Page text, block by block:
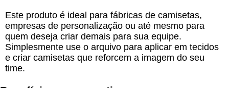
Este produto é ideal para fábricas de camisetas,
empresas de personalização ou até mesmo para
quem deseja criar demais para sua equipe.
Simplesmente use o arquivo para aplicar em tecidos
e criar camisetas que reforcem a imagem do seu
time.